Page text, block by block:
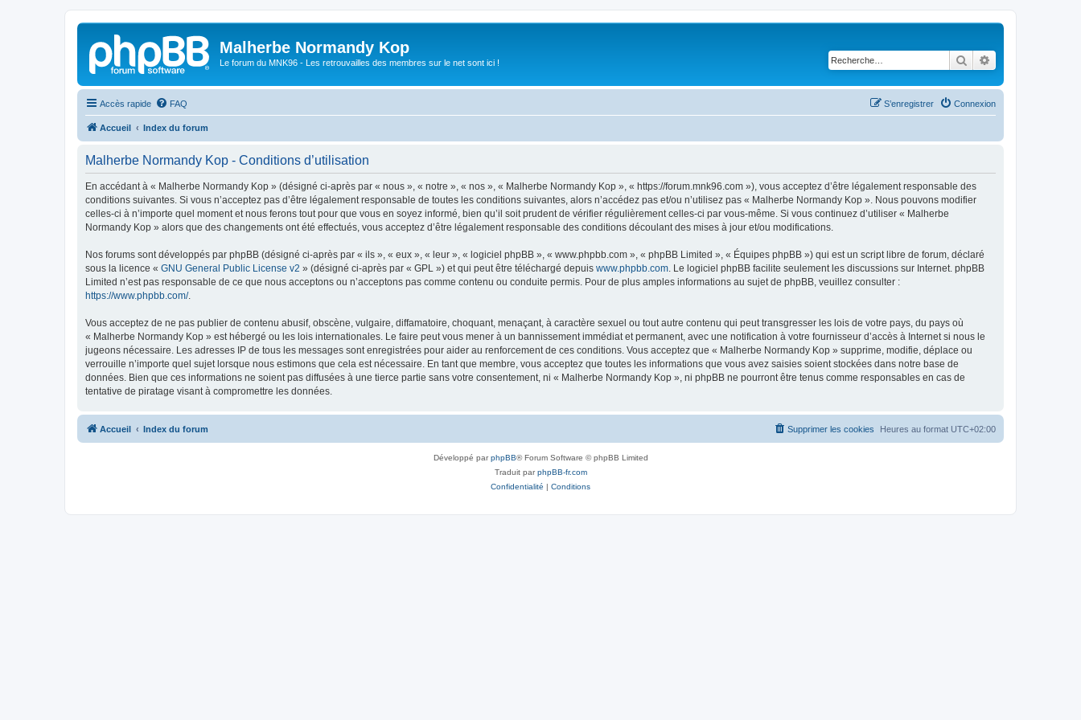
Malherbe Normandy Kop
Le forum du MNK96 - Les retrouvailles des membres sur le net sont ici ! Rechercher
Accès rapide FAQ Connexion
S’enregistrer
Accueil Index du forum
Malherbe Normandy Kop - Conditions d’utilisation
En accédant à « Malherbe Normandy Kop » (désigné ci-après par « nous », « notre », « nos », « Malherbe Normandy Kop », « https://forum.mnk96.com »), vous acceptez d’être légalement responsable des
conditions suivantes. Si vous n’acceptez pas d’être légalement responsable de toutes les conditions suivantes, alors n’accédez pas et/ou n’utilisez pas « Malherbe Normandy Kop ». Nous pouvons modifier
celles-ci à n’importe quel moment et nous ferons tout pour que vous en soyez informé, bien qu’il soit prudent de vérifier régulièrement celles-ci par vous-même. Si vous continuez d’utiliser « Malherbe
Normandy Kop » alors que des changements ont été effectués, vous acceptez d’être légalement responsable des conditions découlant des mises à jour et/ou modifications.
Nos forums sont développés par phpBB (désigné ci-après par « ils », « eux », « leur », « logiciel phpBB », « www.phpbb.com », « phpBB Limited », « Équipes phpBB ») qui est un script libre de forum, déclaré
sous la licence « GNU General Public License v2 » (désigné ci-après par « GPL ») et qui peut être téléchargé depuis www.phpbb.com . Le logiciel phpBB facilite seulement les discussions sur Internet. phpBB
Limited n’est pas responsable de ce que nous acceptons ou n’acceptons pas comme contenu ou conduite permis. Pour de plus amples informations au sujet de phpBB, veuillez consulter :
https://www.phpbb.com/.
Vous acceptez de ne pas publier de contenu abusif, obscène, vulgaire, diffamatoire, choquant, menaçant, à caractère sexuel ou tout autre contenu qui peut transgresser les lois de votre pays, du pays où
« Malherbe Normandy Kop » est hébergé ou les lois internationales. Le faire peut vous mener à un bannissement immédiat et permanent, avec une notification à votre fournisseur d’accès à Internet si nous le
jugeons nécessaire. Les adresses IP de tous les messages sont enregistrées pour aider au renforcement de ces conditions. Vous acceptez que « Malherbe Normandy Kop » supprime, modifie, déplace ou
verrouille n’importe quel sujet lorsque nous estimons que cela est nécessaire. En tant que membre, vous acceptez que toutes les informations que vous avez saisies soient stockées dans notre base de
données. Bien que ces informations ne soient pas diffusées à une tierce partie sans votre consentement, ni « Malherbe Normandy Kop », ni phpBB ne pourront être tenus comme responsables en cas de
tentative de piratage visant à compromettre les données.
Accueil Index du forum Heures au format UTC+02:00
Supprimer les cookies
Développé parphpBB® Forum Software © phpBB Limited
Traduit parphpBB-fr.com
Confidentialité | Conditions